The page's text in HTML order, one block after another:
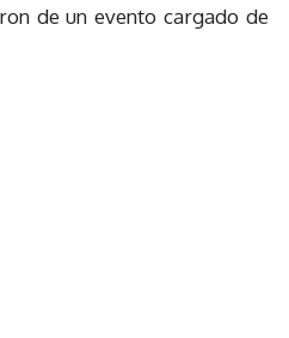
de un evento cargado de